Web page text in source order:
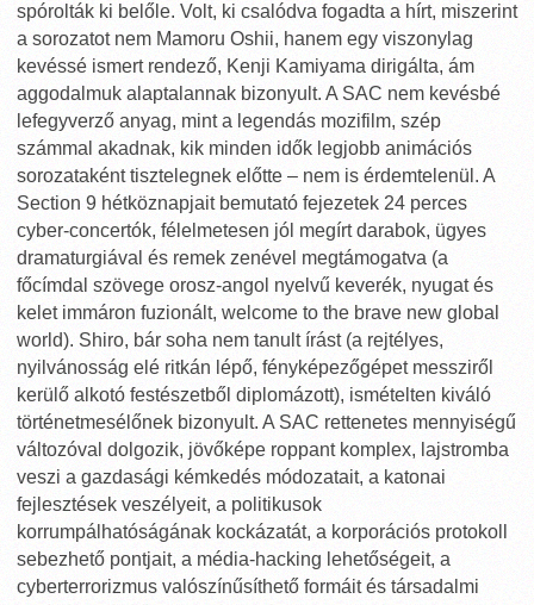
spórolták ki belőle. Volt, ki csalódva fogadta a hírt, miszerint
a sorozatot nem Mamoru Oshii, hanem egy viszonylag
kevéssé ismert rendező, Kenji Kamiyama dirigálta, ám
aggodalmuk alaptalannak bizonyult. A SAC nem kevésbé
lefegyverző anyag, mint a legendás mozifilm, szép
számmal akadnak, kik minden idők legjobb animációs
sorozataként tisztelegnek előtte – nem is érdemtelenül. A
Section 9 hétköznapjait bemutató fejezetek 24 perces
cyber-concertók, félelmetesen jól megírt darabok, ügyes
dramaturgiával és remek zenével megtámogatva (a
főcímdal szövege orosz-angol nyelvű keverék, nyugat és
kelet immáron fuzionált, welcome to the brave new global
world). Shiro, bár soha nem tanult írást (a rejtélyes,
nyilvánosság elé ritkán lépő, fényképezőgépet messziről
kerülő alkotó festészetből diplomázott), ismételten kiváló
történetmesélőnek bizonyult. A SAC rettenetes mennyiségű
változóval dolgozik, jövőképe roppant komplex, lajstromba
veszi a gazdasági kémkedés módozatait, a katonai
fejlesztések veszélyeit, a politikusok
korrumpálhatóságának kockázatát, a korporációs protokoll
sebezhető pontjait, a média-hacking lehetőségeit, a
cyberterrorizmus valószínűsíthető formáit és társadalmi